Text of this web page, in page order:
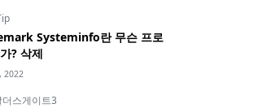
Systeminfo란 무슨 프로
? 삭제
2022
더스게이트3